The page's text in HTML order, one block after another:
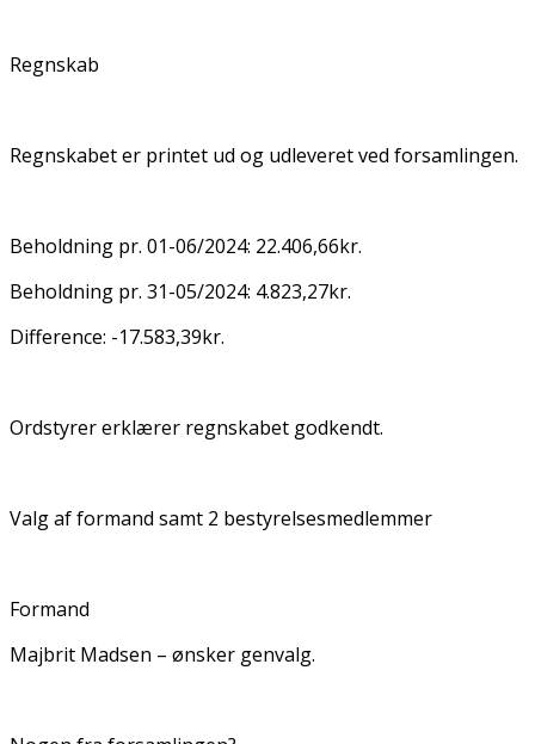
Regnskab
Regnskabet er printet ud og udleveret ved forsamlingen.
Beholdning pr. 01-06/2024: 22.406,66kr.
Beholdning pr. 31-05/2024: 4.823,27kr.
Difference: -17.583,39kr.
Ordstyrer erklærer regnskabet godkendt.
Valg af formand samt 2 bestyrelsesmedlemmer
Formand
Majbrit Madsen – ønsker genvalg.